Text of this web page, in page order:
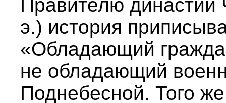
Правителю
э.) история
«Обладающий
не обладающий
Поднебесной. Того